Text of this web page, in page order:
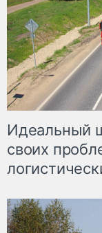
Идеальный
своих